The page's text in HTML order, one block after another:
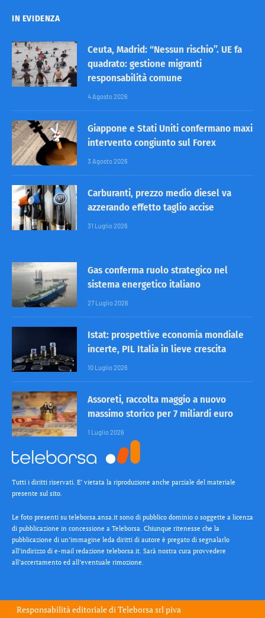
IN EVIDENZA
Ceuta, Madrid: “Nessun rischio”. UE fa
quadrato: gestione migranti
responsabilità comune
4 Agosto 2026
Giappone e Stati Uniti confermano maxi
intervento congiunto sul Forex
3 Agosto 2026
Carburanti, prezzo medio diesel va
azzerando effetto taglio accise
31 Luglio 2026
Gas conferma ruolo strategico nel
sistema energetico italiano
27 Luglio 2026
Istat: prospettive economia mondiale
incerte, PIL Italia in lieve crescita
10 Luglio 2026
Assoreti, raccolta maggio a nuovo
massimo storico per 7 miliardi euro
1 Luglio 2026
Tutti i diritti riservati. E’ vietata la riproduzione anche parziale del materiale
presente sul sito.
Le foto presenti su teleborsa.ansa.it sono di pubblico dominio o soggette a licenza
di pubblicazione in concessione a Teleborsa. Chiunque ritenesse che la
pubblicazione di un’immagine leda diritti di autore è pregato di segnalarlo
all’indirizzo di e-mail redazione teleborsa.it. Sarà nostra cura provvedere
all’accertamento ed all’eventuale rimozione.
Responsabilità editoriale diTeleborsa srlpiva